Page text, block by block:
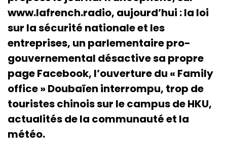
www.lafrench.radio, aujourd’hui : la loi
sur la sécurité nationale et les
entreprises, un parlementaire pro-
gouvernemental désactive sa propre
page Facebook, l’ouverture du « Family
office » Doubaïen interrompu, trop de
touristes chinois sur le campus de HKU,
actualités de la communauté et la
météo.